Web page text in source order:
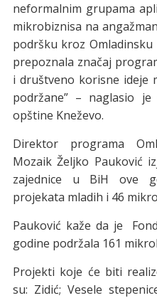
neformalnim grupama
mikrobiznisa na
podršku kroz Omladinsku
prepoznala značaj
i društveno korisne ideje
podržane” – naglasio
opštine Kneževo.
Direktor programa
Mozaik Željko Pauković
zajednice u BiH ove
projekata mladih i 46
Pauković kaže da je
godine podržala 161
Projekti koje će biti
su: Zidić; Vesele